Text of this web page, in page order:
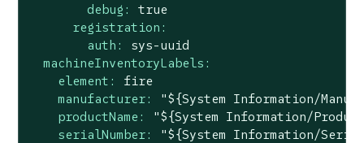
debug:
true
registration:
auth:
sys-uuid
machineInventoryLabels:
element:
fire
manufacturer:
"${System Information/
productName:
"${System Information/
serialNumber:
"${System Information/Serial